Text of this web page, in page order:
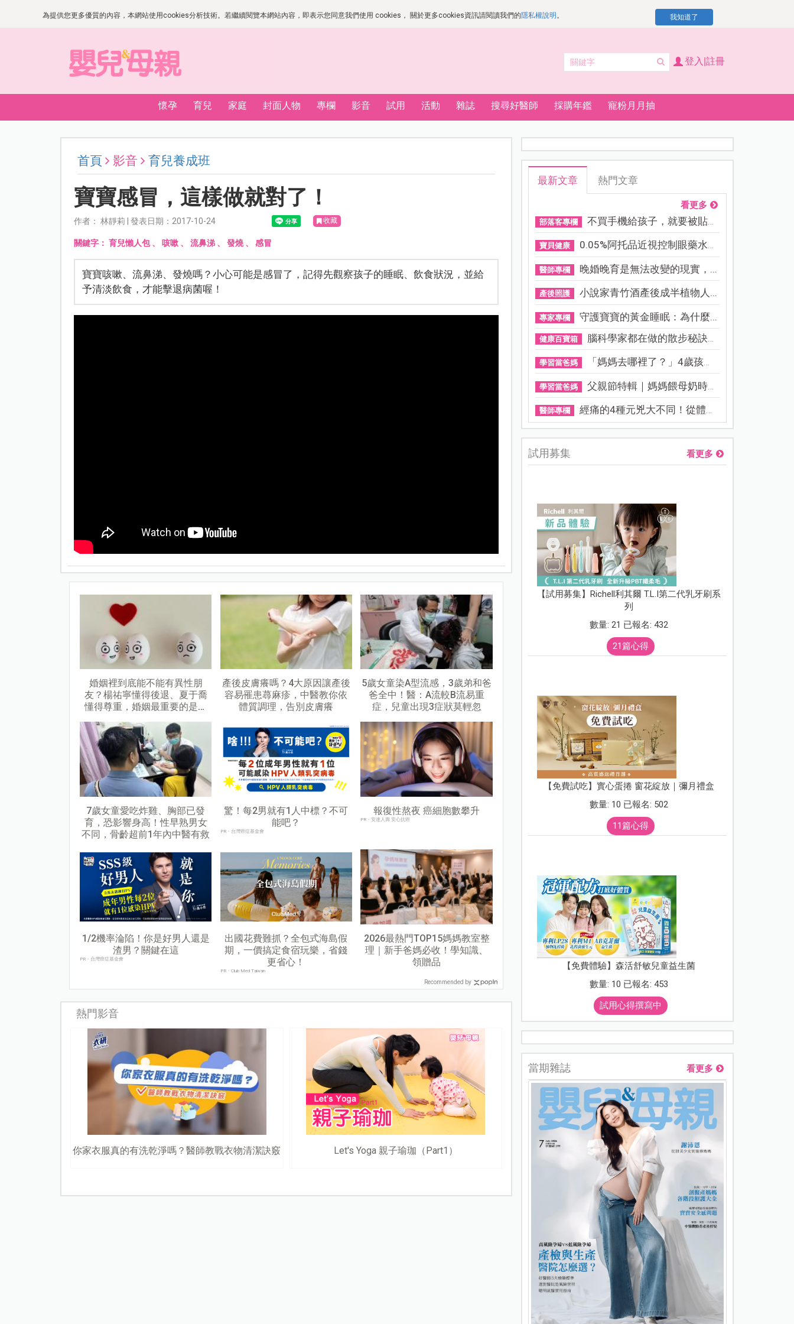
為提供您更多優質的內容，本網站使用cookies分析技術。若繼續閱覽本網站內容，即表示您同意我們使用 cookies， 關於更多cookies資訊請閱讀我們的隱私權說明 。 我知道了
登入|註冊
懷孕 育兒 家庭 封面人物 專欄 影音 試用 活動 雜誌 搜尋好醫師 採購年鑑 寵粉月月抽
首頁 影音 育兒養成班
寶寶感冒，這樣做就對了！
作者： 林靜莉 | 發表日期：2017-10-24 收藏
關鍵字： 育兒懶人包、 咳嗽、 流鼻涕、 發燒、 感冒
寶寶咳嗽、流鼻涕、發燒嗎？小心可能是感冒了，記得先觀察孩子的睡眠、飲食狀況，並給
予清淡飲食，才能擊退病菌喔！
婚姻裡到底能不能有異性朋
友？楊祐寧懂得後退、夏于喬
懂得尊重，婚姻最重要的是忠
產後皮膚癢嗎？4大原因讓產後
容易罹患蕁麻疹，中醫教你依
體質調理，告別皮膚癢
5歲女童染A型流感，3歲弟和爸
爸全中！醫：A流較B流易重
症，兒童出現3症狀莫輕忽
7歲女童愛吃炸雞、胸部已發
育，恐影響身高！性早熟男女
不同，骨齡超前1年內中醫有救
驚！每2男就有1人中標？不可
能吧？
PR・台灣癌症基金會
報復性熬夜 癌細胞數攀升
PR・安達人壽 安心抗癌
1/2機率淪陷！你是好男人還是
渣男？關鍵在這
PR・台灣癌症基金會
出國花費難抓？全包式海島假
期，一價搞定食宿玩樂，省錢
更省心！
PR・Club Med Taiwan
2026最熱門TOP15媽媽教室整
理｜新手爸媽必收！學知識、
領贈品
Recommended by
熱門影音
你家衣服真的有洗乾淨嗎？醫師教戰衣物清潔訣竅 Let's Yoga 親子瑜珈（Part1）
最新文章 熱門文章
看更多
部落客專欄 不買手機給孩子，就要被貼「...
寶貝健康 0.05%阿托品近視控制眼藥水納...
醫師專欄 晚婚晚育是無法改變的現實，...
產後照護 小說家青竹酒產後成半植物人...
專家專欄 守護寶寶的黃金睡眠：為什麼...
健康百寶箱 腦科學家都在做的散步秘訣！...
學習當爸媽 「媽媽去哪裡了？」4歲孩子還...
學習當爸媽 父親節特輯｜媽媽餵母奶時，...
醫師專欄 經痛的4種元兇大不同！從體質...
試用募集 看更多
【試用募集】Richell利其爾 T.L.I第二代乳牙刷系
列
數量: 21 已報名: 432
21篇心得
【免費試吃】實心蛋捲 窗花綻放｜彌月禮盒
數量: 10 已報名: 502
11篇心得
【免費體驗】森活舒敏兒童益生菌
數量: 10 已報名: 453
試用心得撰寫中
當期雜誌 看更多